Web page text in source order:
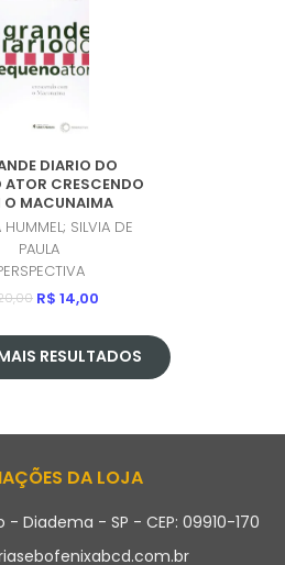
DIARIO DO
ATOR CRESCENDO
O MACUNAIMA
USADO - MUITO
BOM)
SILVIA DE
PAULA
R$ 14,00
RESULTADOS
DA LOJA
Diadema - SP - CEP: 09910-170